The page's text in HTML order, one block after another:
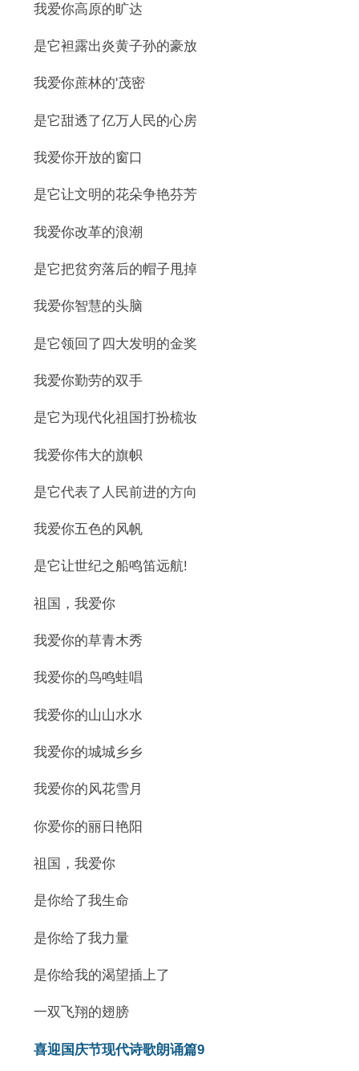
我爱你高原的旷达
是它袒露出炎黄子孙的豪放
我爱你蔗林的'茂密
是它甜透了亿万人民的心房
我爱你开放的窗口
是它让文明的花朵争艳芬芳
我爱你改革的浪潮
是它把贫穷落后的帽子甩掉
我爱你智慧的头脑
是它领回了四大发明的金奖
我爱你勤劳的双手
是它为现代化祖国打扮梳妆
我爱你伟大的旗帜
是它代表了人民前进的方向
我爱你五色的风帆
是它让世纪之船鸣笛远航!
祖国，我爱你
我爱你的草青木秀
我爱你的鸟鸣蛙唱
我爱你的山山水水
我爱你的城城乡乡
我爱你的风花雪月
你爱你的丽日艳阳
祖国，我爱你
是你给了我生命
是你给了我力量
是你给我的渴望插上了
一双飞翔的翅膀
喜迎国庆节现代诗歌朗诵篇9